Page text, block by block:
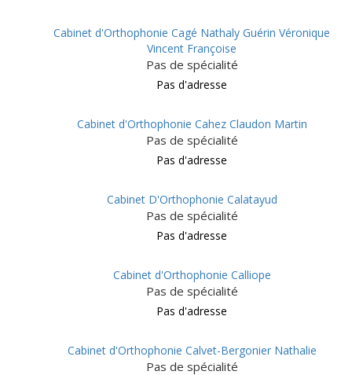
Cabinet d'Orthophonie Cagé Nathaly Guérin Véronique
Vincent Françoise
Pas de spécialité
Pas d'adresse
Cabinet d'Orthophonie Cahez Claudon Martin
Pas de spécialité
Pas d'adresse
Cabinet D'Orthophonie Calatayud
Pas de spécialité
Pas d'adresse
Cabinet d'Orthophonie Calliope
Pas de spécialité
Pas d'adresse
Cabinet d'Orthophonie Calvet-Bergonier Nathalie
Pas de spécialité